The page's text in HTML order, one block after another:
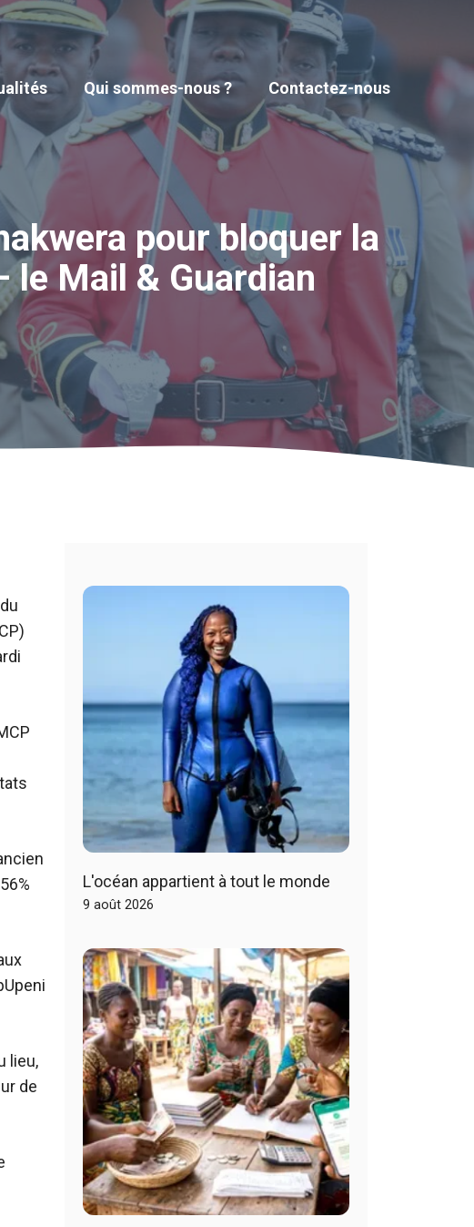
Qui sommes-nous ? Contactez-nous
pour bloquer la
Mail & Guardian
lieu,
de
L'océan appartient à tout le monde
9 août 2026